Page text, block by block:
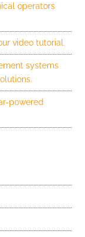
operators
video tutorial.
systems
powered